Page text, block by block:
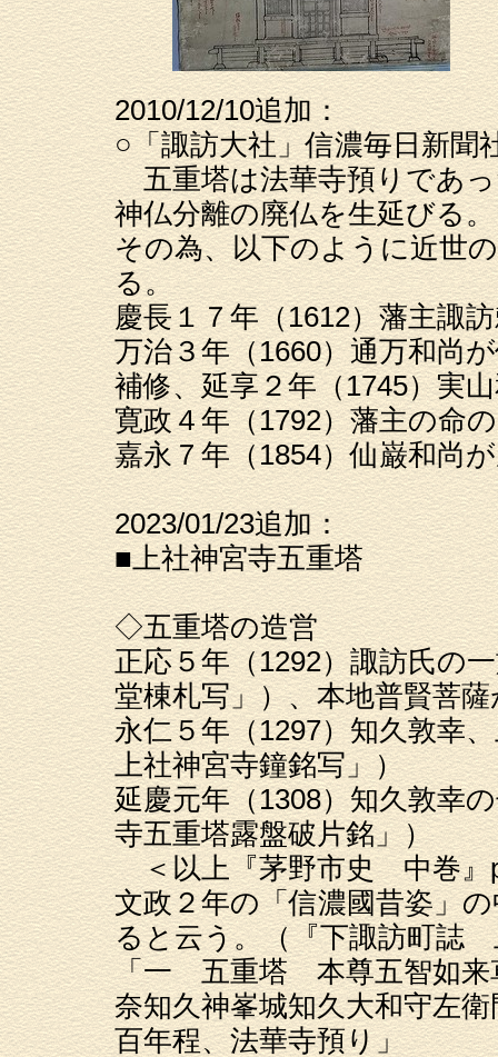
2010/12/10追加：
○「諏訪大社」信濃毎日新
五重塔は法華寺預りであっ
神仏分離の廃仏を生延びる。
その為、以下のように近世
る。
慶長１７年（1612）藩主諏
万治３年（1660）通万和尚
補修、延享２年（1745）実
寛政４年（1792）藩主の命
嘉永７年（1854）仙巌和尚
2023/01/23追加：
■上社神宮寺五重塔
◇五重塔の造営
正応５年（1292）諏訪氏の
堂棟札写」）、本地普賢菩
永仁５年（1297）知久敦幸
上社神宮寺鐘銘写」）
延慶元年（1308）知久敦幸
寺五重塔露盤破片銘」）
＜以上『茅野市史 中巻』
文政２年の「信濃國昔姿」
ると云う。（『下諏訪町
「一 五重塔 本尊五智如来
奈知久神峯城知久大和守左
百年程、法華寺預り」